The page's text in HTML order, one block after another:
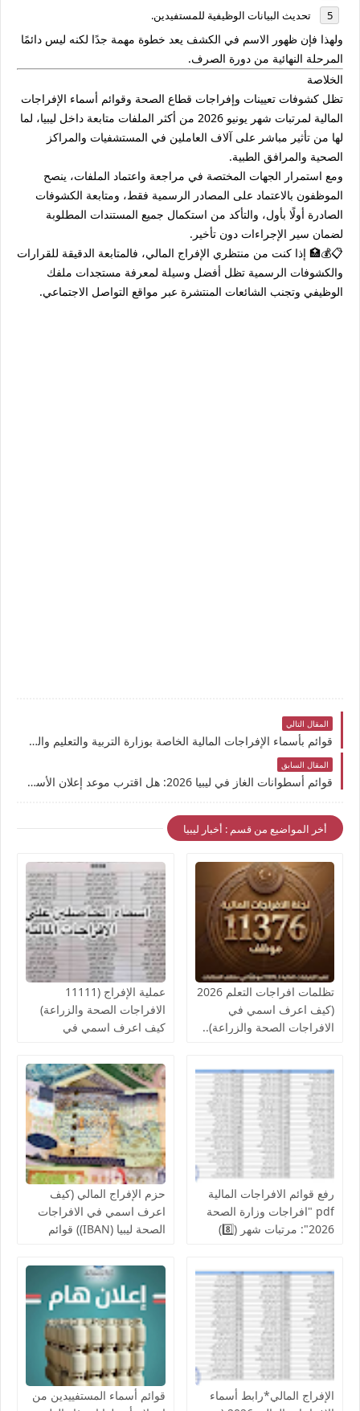
تحديث البيانات الوظيفية للمستفيدين.
ولهذا فإن ظهور الاسم في الكشف يعد خطوة مهمة جدًا لكنه ليس دائمًا
المرحلة النهائية من دورة الصرف.
الخلاصة
تظل كشوفات تعيينات وإفراجات قطاع الصحة وقوائم أسماء الإفراجات
المالية لمرتبات شهر يونيو 2026
من أكثر الملفات متابعة داخل ليبيا، لما
لها من تأثير مباشر على آلاف العاملين في المستشفيات والمراكز
الصحية والمرافق الطبية.
ومع استمرار الجهات المختصة في مراجعة واعتماد الملفات، ينصح
الموظفون بالاعتماد على المصادر الرسمية فقط، ومتابعة الكشوفات
الصادرة أولًا بأول، والتأكد من استكمال جميع المستندات المطلوبة
لضمان سير الإجراءات دون تأخير.
📋💰🏥 إذا كنت من منتظري الإفراج المالي، فالمتابعة الدقيقة للقرارات
والكشوفات الرسمية تظل أفضل وسيلة لمعرفة مستجدات ملفك
الوظيفي وتجنب الشائعات المنتشرة عبر مواقع التواصل الاجتماعي.
المقال التالي
قوائم بأسماء الإفراجات المالية الخاصة بوزارة التربية والتعليم والجهات التابعة لها ..موعد الصرف والمستندات المطلوبة لتسوية وضعك المالي؟
المقال السابق
قوائم أسطوانات الغاز في ليبيا 2026: هل اقترب موعد إعلان الأسماء الجديدة دفعة 36 ؟ وكيف تعرف دورك في التوزيع قبل الجميع؟
أخر المواضيع من قسم : أخبار ليبيا
تظلمات افراجات التعلم 2026
(كيف اعرف اسمي في
الافراجات الصحة والزراعة)..
الصحة ومراقبات التعليم
عملية الإفراج (11111
الافراجات الصحة والزراعة)
كيف اعرف اسمي في
لإنجاز الإفراج المالي عن
رواتب الموظفين لشهر
أغسطس
رفع قوائم الافراجات المالية
pdf "افراجات وزارة الصحة
2026": مرتبات شهر (8️⃣)
الوطني للبحوث الطبية
والكليات التقنية والمعاهد
حزم الإفراج المالي (كيف
اعرف اسمي في الافراجات
الصحة ليبيا (IBAN)) قوائم
الخدمات المالية الحجر
الزراعي ,جهاز حرس المنشآت
النفطية,جامعة المرقب, فزان,
الزنتان, الجفارة
الإفراج المالي*رابط أسماء
قوائم أسماء المستفييدين من